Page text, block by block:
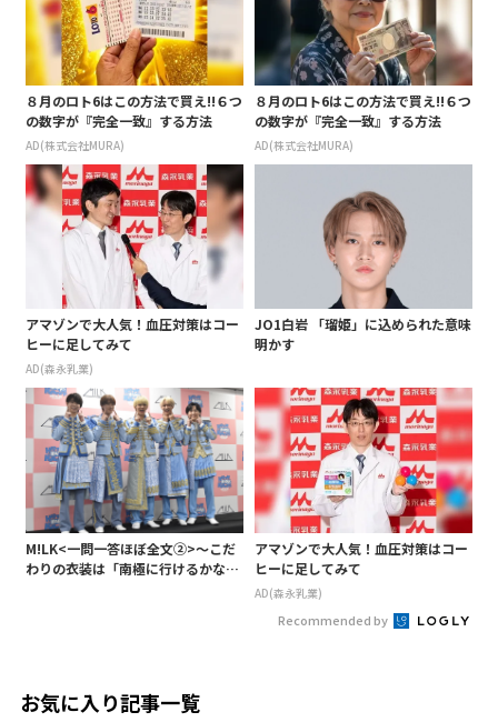
８月のロト6はこの方法で買え!!６つ
の数字が『完全一致』する方法
AD(株式会社MURA)
８月のロト6はこの方法で買え!!６つ
の数字が『完全一致』する方法
AD(株式会社MURA)
アマゾンで大人気！血圧対策はコー
ヒーに足してみて
AD(森永乳業)
JO1白岩 「瑠姫」に込められた意味
明かす
M!LK<一問一答ほぼ全文②>～こだ
わりの衣装は「南極に行けるかなと
アマゾンで大人気！血圧対策はコー
ヒーに足してみて
AD(森永乳業)
Recommended by
お気に入り記事一覧